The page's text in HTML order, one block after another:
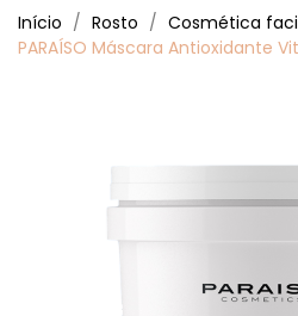
Início Rosto Cosmética
PARAÍSO Máscara Antioxidante